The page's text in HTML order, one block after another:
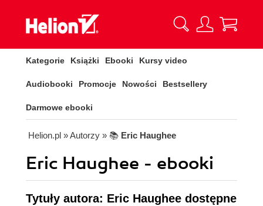
Kategorie Książki Ebooki Kursy video
Audiobooki Promocje Nowości Bestsellery
Darmowe ebooki
Helion.pl » Autorzy » 📚 Eric Haughee
Eric Haughee - ebooki
Tytuły autora: Eric Haughee dostępne